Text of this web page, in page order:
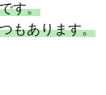
す。
もあります。